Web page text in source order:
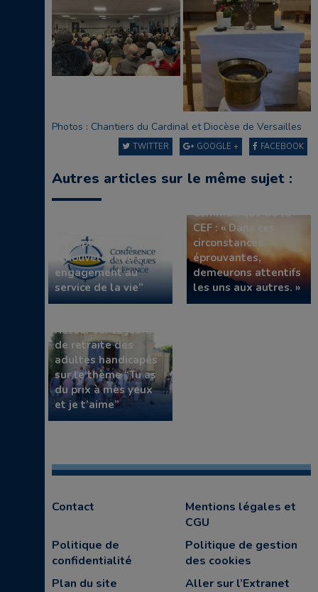
Photos : Chantiers du Cardinal et Diocèse de Versailles
FACEBOOK
GOOGLE +
TWITTER
Autres articles sur le même sujet :
de rupture,
renouveler notre
engagement au
service de la vie”
Communiqué de la
CEF : « Dans ces
circonstances
éprouvantes,
demeurons attentifs
les uns aux autres. »
Retour sur la journée
de retraite des
adultes handicapés
sur le thème “Tu as
du prix à mes yeux
et je t’aime”
Contact
Mentions légales et
CGU
Politique de
confidentialité
Politique de gestion
des cookies
Plan du site
Aller sur l’Extranet